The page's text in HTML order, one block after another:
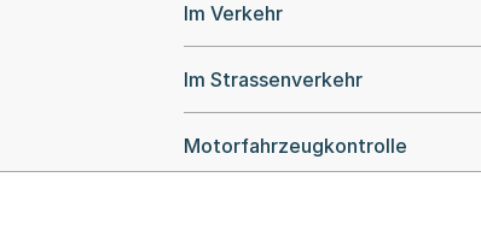
Im Verkehr
Im Strassenverkehr
Motorfahrzeugkontrolle